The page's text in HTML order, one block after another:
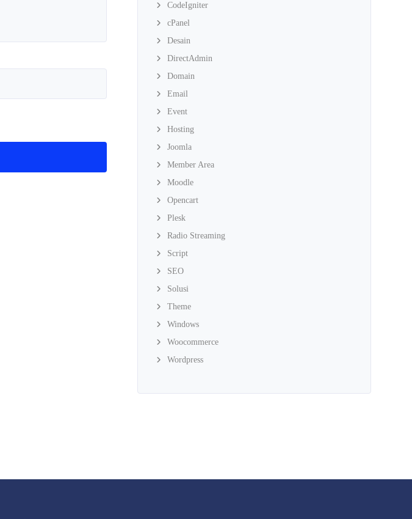
CodeIgniter
cPanel
Desain
DirectAdmin
Domain
Email
Event
Hosting
Joomla
Member Area
Moodle
Opencart
Plesk
Radio Streaming
Script
SEO
Solusi
Theme
Windows
Woocommerce
Wordpress